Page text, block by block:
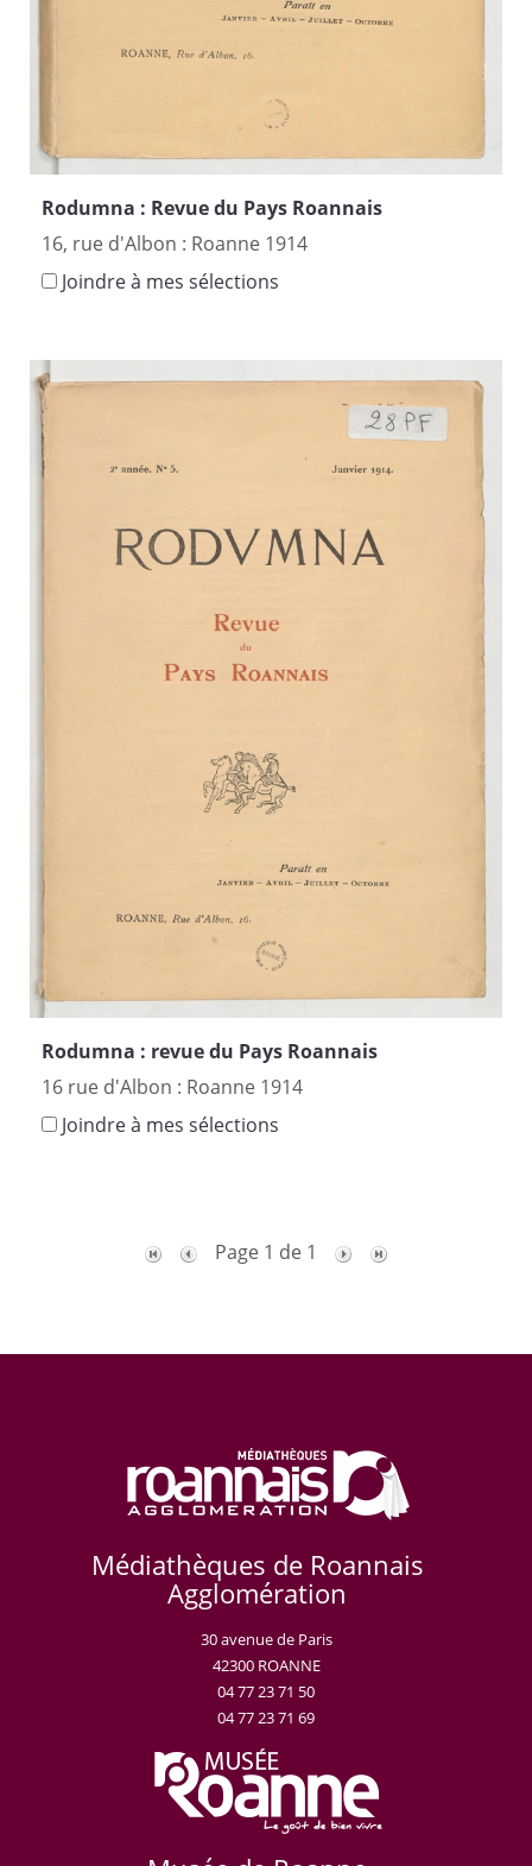
Rodumna : Revue du Pays Roannais
16, rue d'Albon : Roanne 1914
Joindre à mes sélections
Rodumna : revue du Pays Roannais
16 rue d'Albon : Roanne 1914
Joindre à mes sélections
Page 1 de 1
Médiathèques de Roannais
Agglomération
30 avenue de Paris
42300 ROANNE
04 77 23 71 50
04 77 23 71 69